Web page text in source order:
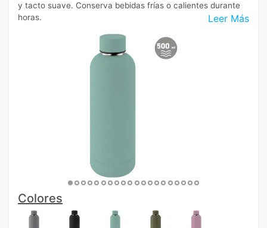
Leer Más
y tacto suave. Conserva bebidas frías o calientes durante
horas.
Colores